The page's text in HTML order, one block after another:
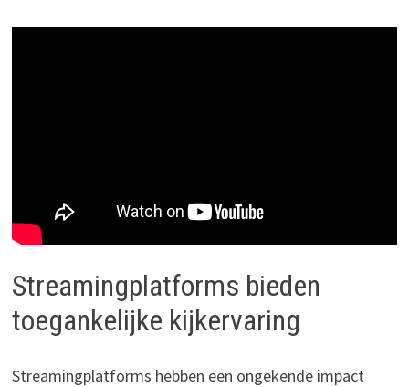
Streamingplatforms bieden
toegankelijke kijkervaring
Streamingplatforms hebben een ongekende impact